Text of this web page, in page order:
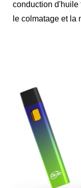
conduction d'huile
le colmatage et la